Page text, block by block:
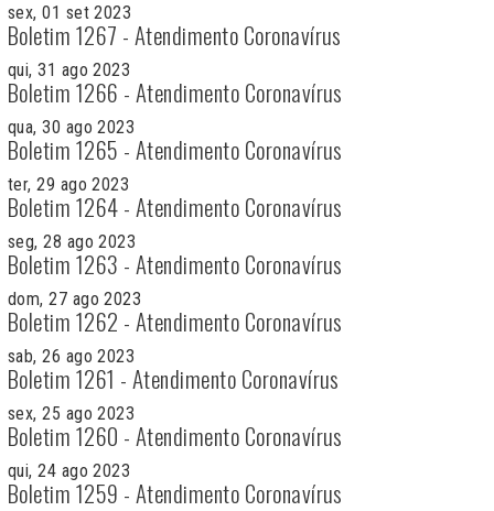
sex, 01 set 2023
Boletim 1267 - Atendimento Coronavírus
qui, 31 ago 2023
Boletim 1266 - Atendimento Coronavírus
qua, 30 ago 2023
Boletim 1265 - Atendimento Coronavírus
ter, 29 ago 2023
Boletim 1264 - Atendimento Coronavírus
seg, 28 ago 2023
Boletim 1263 - Atendimento Coronavírus
dom, 27 ago 2023
Boletim 1262 - Atendimento Coronavírus
sab, 26 ago 2023
Boletim 1261 - Atendimento Coronavírus
sex, 25 ago 2023
Boletim 1260 - Atendimento Coronavírus
qui, 24 ago 2023
Boletim 1259 - Atendimento Coronavírus